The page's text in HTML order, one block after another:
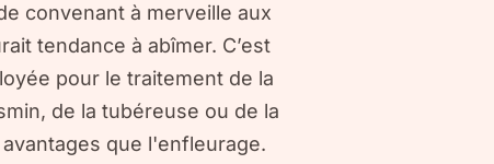
convenant à merveille aux
tendance à abîmer. C’est
pour le traitement de la
de la tubéreuse ou de la
que l'enfleurage.